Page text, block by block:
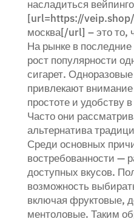
насладиться
[url=https://veip.shop/
москва[/url] – это то,
На рынке в
рост популярности
сигарет.
привлекают
простоте и удобству
Часто они
альтернатива
Среди основных
востребованности —
доступных вкусов.
возможность
включая фруктовые,
ментоловые. Таким